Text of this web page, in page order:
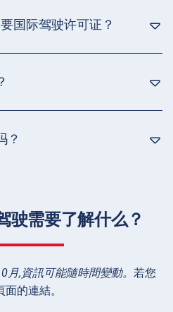
国际驾驶许可证？
？
驶需要了解什么？
,資訊可能隨時間變動。 若您
的連結。